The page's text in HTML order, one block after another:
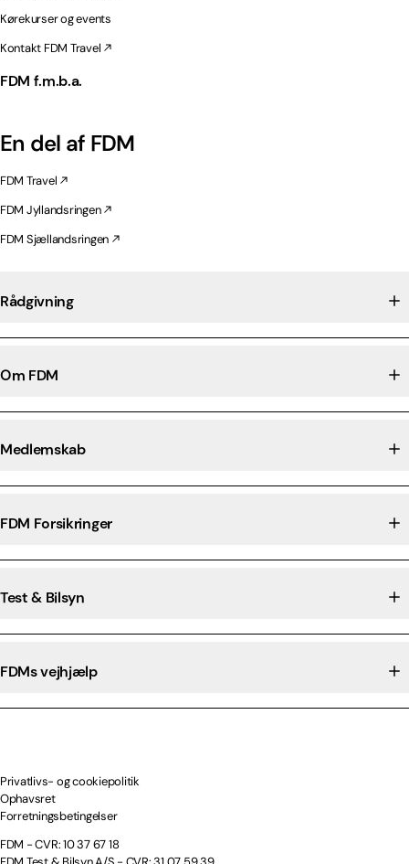
Kørekurser og events
Kontakt FDM Travel
FDM f.m.b.a.
En del af FDM
FDM Travel
FDM Jyllandsringen
FDM Sjællandsringen
Rådgivning
Om FDM
Medlemskab
FDM Forsikringer
Test & Bilsyn
FDMs vejhjælp
Privatlivs- og cookiepolitik
Ophavsret
Forretningsbetingelser
FDM - CVR: 10 37 67 18